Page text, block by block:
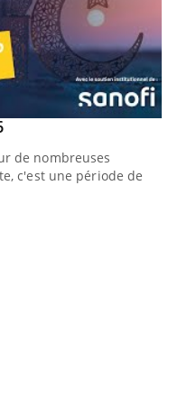
Youtube
de nombreuses
c'est une période de